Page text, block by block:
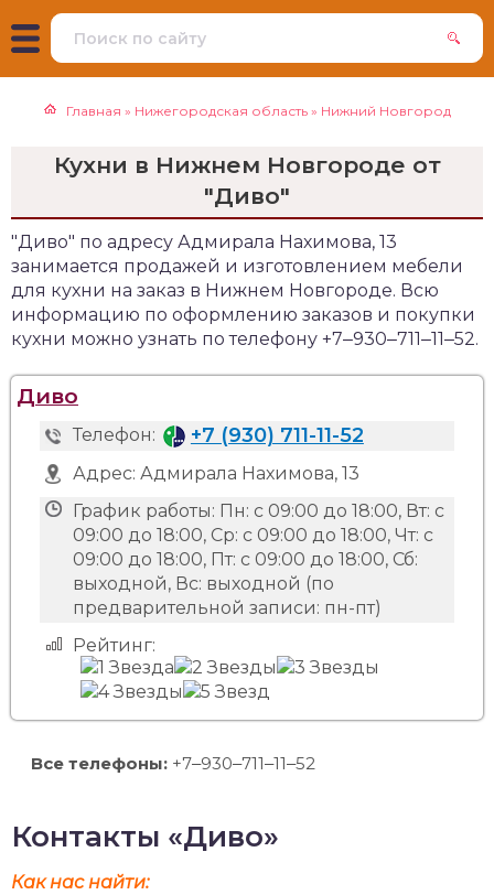
Главная » Нижегородская область » Нижний Новгород
Кухни в Нижнем Новгороде от
"Диво"
"Диво" по адресу Адмирала Нахимова, 13
занимается продажей и изготовлением мебели
для кухни на заказ в Нижнем Новгороде. Всю
информацию по оформлению заказов и покупки
кухни можно узнать по телефону +7‒930‒711‒11‒52.
Диво
Телефон: +7 (930) 711-11-52
Адрес: Адмирала Нахимова, 13
График работы: Пн: с 09:00 до 18:00, Вт: с
09:00 до 18:00, Ср: с 09:00 до 18:00, Чт: с
09:00 до 18:00, Пт: с 09:00 до 18:00, Сб:
выходной, Вс: выходной (по
предварительной записи: пн-пт)
Рейтинг:
Все телефоны: +7‒930‒711‒11‒52
Контакты «Диво»
Как нас найти: